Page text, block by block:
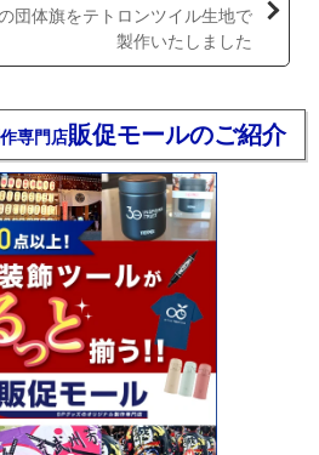
団体旗をテトロンツイル生地で
製作いたしました
専門店販促モールのご紹介